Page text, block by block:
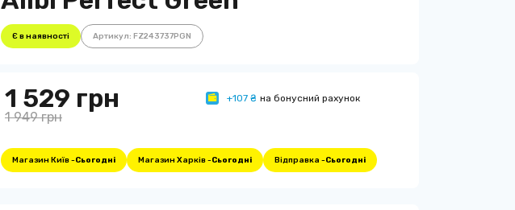
Є в наявності Артикул: FZ243737PGN
1 529 грн
1 949 грн
+107 ₴ на бонусний рахунок
Магазин Київ -Сьогодні Магазин Харків -Сьогодні Відправка -Сьогодні